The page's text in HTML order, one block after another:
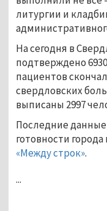
литургии и
На сегодня в
подтверждено
пациентов
свердловских
выписаны 2997
Последние данные
готовности
«Между строк».
...